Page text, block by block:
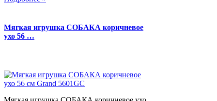
Мягкая игрушка СОБАКА коричневое
ухо 56 …